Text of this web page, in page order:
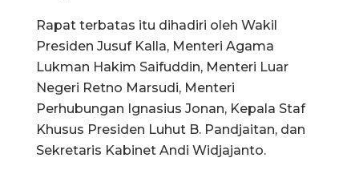
Rapat terbatas itu dihadiri oleh Wakil
Presiden Jusuf Kalla, Menteri Agama
Lukman Hakim Saifuddin, Menteri Luar
Negeri Retno Marsudi, Menteri
Perhubungan Ignasius Jonan, Kepala Staf
Khusus Presiden Luhut B. Pandjaitan, dan
Sekretaris Kabinet Andi Widjajanto.